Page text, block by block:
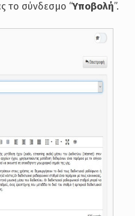
το σύνδεσμο “Υποβολή”.